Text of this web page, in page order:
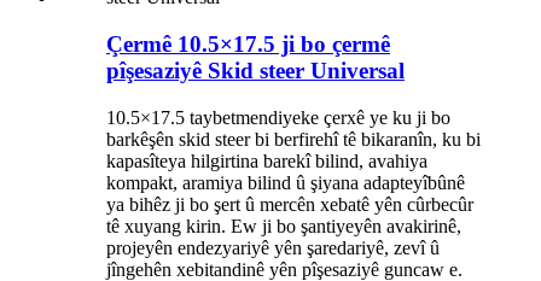
Çermê 10.5×17.5 ji bo çermê
pîşesaziyê Skid steer Universal
10.5×17.5 taybetmendiyeke çerxê ye ku ji bo
barkêşên skid steer bi berfirehî tê bikaranîn, ku bi
kapasîteya hilgirtina barekî bilind, avahiya
kompakt, aramiya bilind û şiyana adapteyîbûnê
ya bihêz ji bo şert û mercên xebatê yên cûrbecûr
tê xuyang kirin. Ew ji bo şantiyeyên avakirinê,
projeyên endezyariyê yên şaredariyê, zevî û
jîngehên xebitandinê yên pîşesaziyê guncaw e.